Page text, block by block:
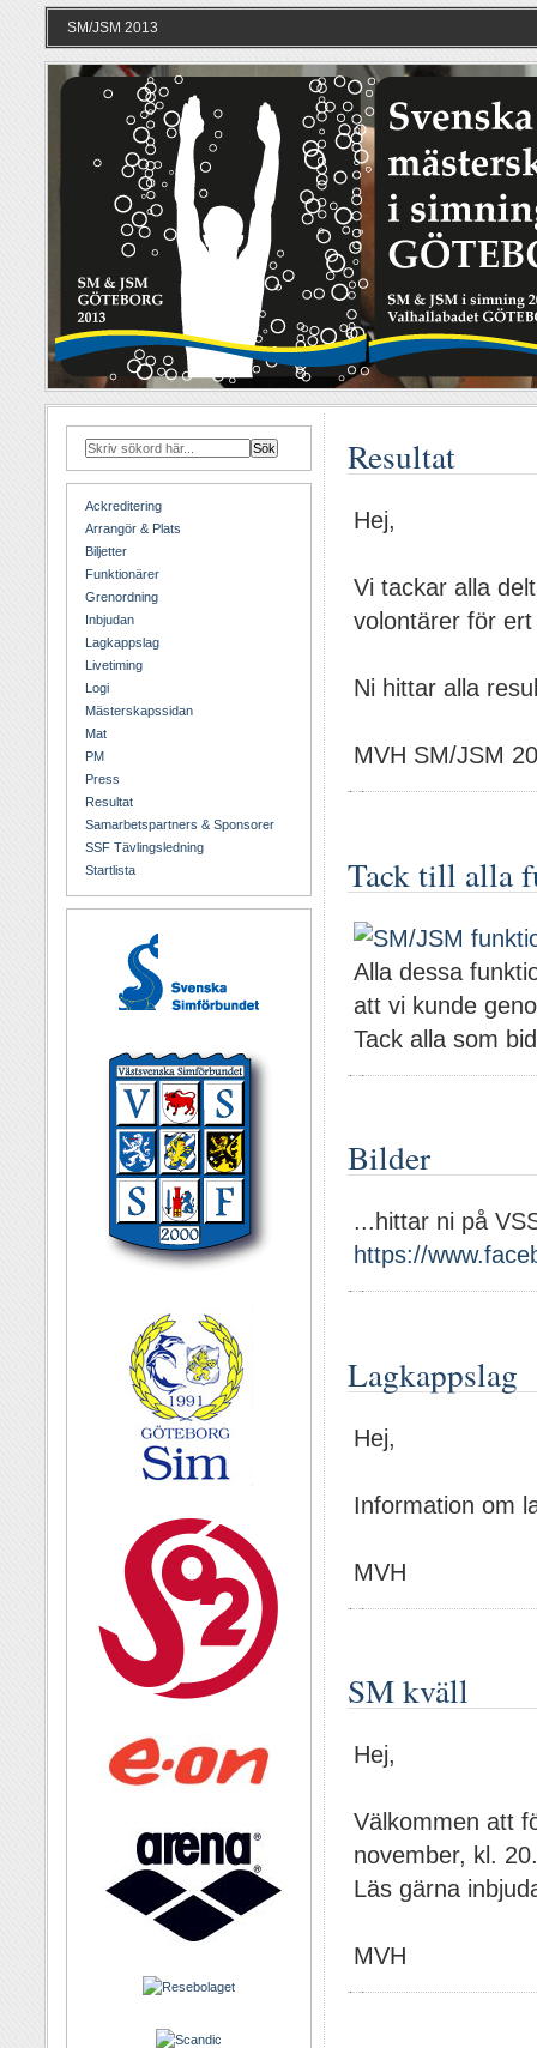
SM/JSM 2013
Resultat
Hej,
Vi tackar alla
volontärer för
Ni hittar alla
MVH SM/JSM
Tack till alla
Alla dessa
att vi kunde
Tack alla som
Bilder
...hittar ni på
https://
Lagkappslag
Hej,
Information om
MVH
SM kväll
Hej,
Välkommen att
november, kl.
Läs gärna
MVH
Ackreditering
Arrangör & Plats
Biljetter
Funktionärer
Grenordning
Inbjudan
Lagkappslag
Livetiming
Logi
Mästerskapssidan
Mat
PM
Press
Resultat
Samarbetspartners & Sponsorer
SSF Tävlingsledning
Startlista